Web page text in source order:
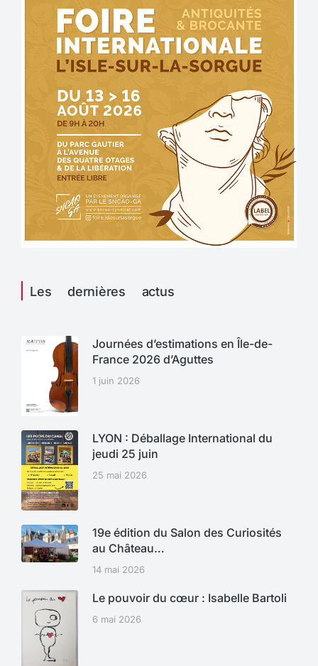
Les dernières actus
Journées d’estimations en Île-de-
France 2026 d’Aguttes
1 juin 2026
LYON : Déballage International du
jeudi 25 juin
25 mai 2026
19e édition du Salon des Curiosités
au Château…
14 mai 2026
Le pouvoir du cœur : Isabelle Bartoli
6 mai 2026